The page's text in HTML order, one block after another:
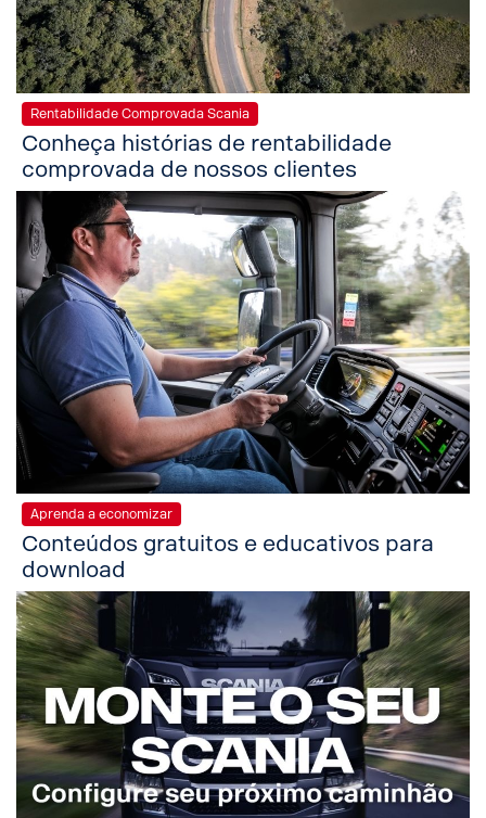
Rentabilidade Comprovada Scania
Conheça histórias de rentabilidade
comprovada de nossos clientes
Aprenda a economizar
Conteúdos gratuitos e educativos para
download